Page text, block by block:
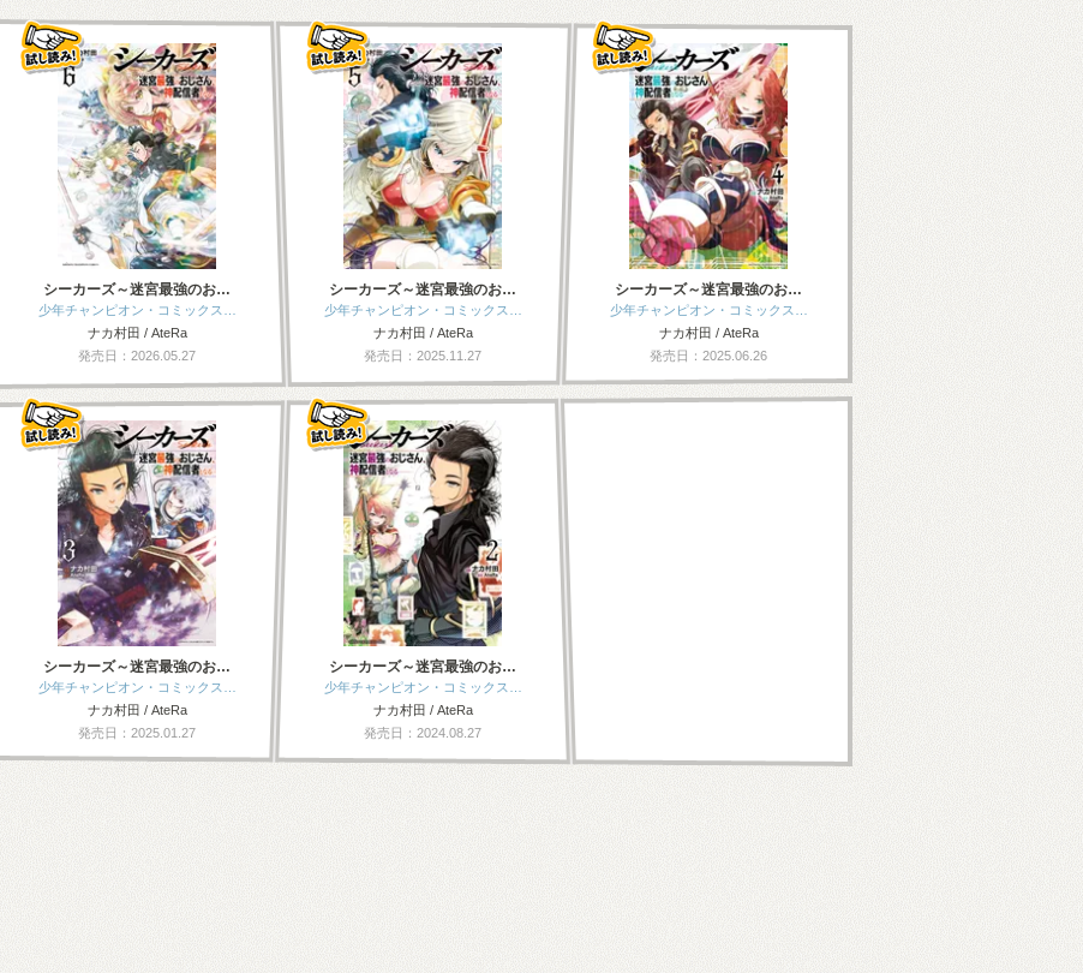
シーカーズ～迷宮最強のお…
少年チャンピオン・コミックス…
ナカ村田 / AteRa
発売日：2026.05.27
シーカーズ～迷宮最強のお…
少年チャンピオン・コミックス…
ナカ村田 / AteRa
発売日：2025.11.27
シーカーズ～迷宮最強のお…
少年チャンピオン・コミックス…
ナカ村田 / AteRa
発売日：2025.06.26
シーカーズ～迷宮最強のお…
少年チャンピオン・コミックス…
ナカ村田 / AteRa
発売日：2025.01.27
シーカーズ～迷宮最強のお…
少年チャンピオン・コミックス…
ナカ村田 / AteRa
発売日：2024.08.27